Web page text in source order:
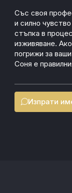
Със своя
и силно
стъпка в
изживяване.
погрижи за
Соня е
Изпрати